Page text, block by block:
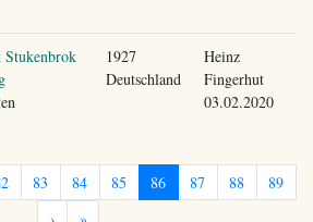
Stukenbrok
1927
Deutschland
Heinz
Fingerhut
03.02.2020
83 84 85 86 87 88
89
›
»